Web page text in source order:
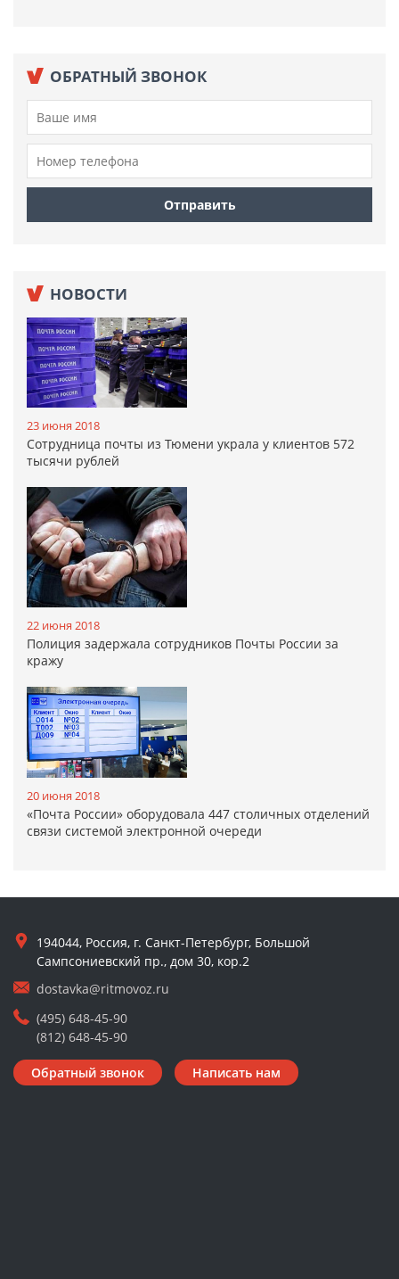
ОБРАТНЫЙ ЗВОНОК
НОВОСТИ
23 июня 2018
Сотрудница почты из Тюмени украла у клиентов 572
тысячи рублей
22 июня 2018
Полиция задержала сотрудников Почты России за
кражу
20 июня 2018
«Почта России» оборудовала 447 столичных отделений
связи системой электронной очереди
194044, Россия, г. Санкт-Петербург, Большой
Сампсониевский пр., дом 30, кор.2
dostavka@ritmovoz.ru
(495) 648-45-90
(812) 648-45-90
Обратный звонок Написать нам